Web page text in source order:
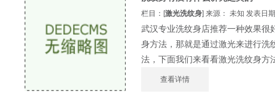
栏目：[激光洗纹身] 来源： 未知 发表日
武汉专业洗纹身店推荐一种效果很
身方法，那就是通过激光来进行洗
法，下面我们来看看激光洗纹身方
查看详情